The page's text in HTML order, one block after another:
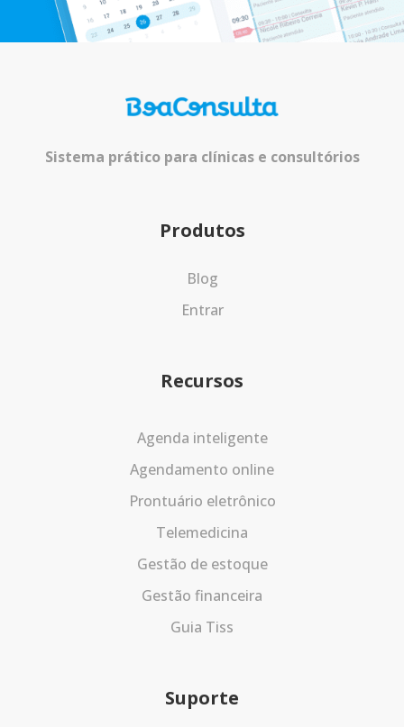
Sistema prático para clínicas e consultórios
Produtos
Blog
Entrar
Recursos
Agenda inteligente
Agendamento online
Prontuário eletrônico
Telemedicina
Gestão de estoque
Gestão financeira
Guia Tiss
Suporte